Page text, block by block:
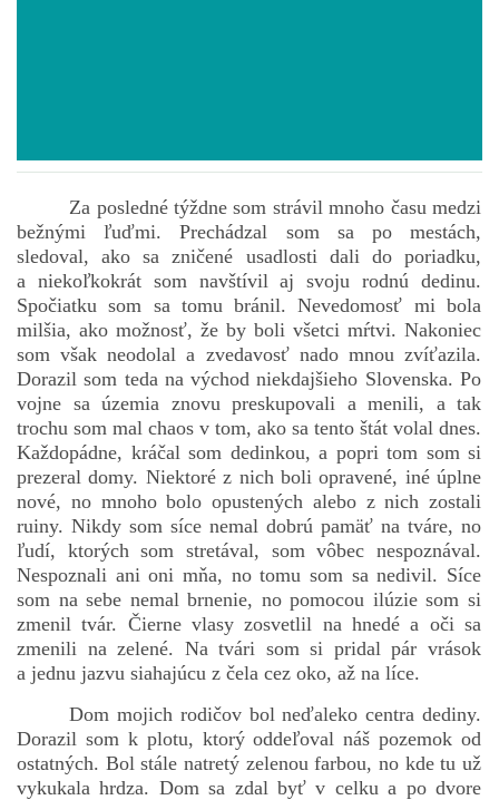
TARA
VÍLA NA BRONZOVEJ ULICI
VLČÍ MOR
bludicka.cirezlo@gmail.com
Príbehy a poviedky na tejto stránke sú duševným
vlastníctvom autorov. Všetky práva vyhradené.
© 2026 eStránky.sk |RSS| WebSlice | Aktualizované 5. 8. 2026|
Hore ↑
Za posledné týždne som strávil mnoho času medzi
bežnými ľuďmi. Prechádzal som sa po mestách,
sledoval, ako sa zničené usadlosti dali do poriadku,
a niekoľkokrát som navštívil aj svoju rodnú dedinu.
Spočiatku som sa tomu bránil. Nevedomosť mi bola
milšia, ako možnosť, že by boli všetci mŕtvi. Nakoniec
som však neodolal a zvedavosť nado mnou zvíťazila.
Dorazil som teda na východ niekdajšieho Slovenska. Po
vojne sa územia znovu preskupovali a menili, a tak
trochu som mal chaos v tom, ako sa tento štát volal dnes.
Každopádne, kráčal som dedinkou, a popri tom som si
prezeral domy. Niektoré z nich boli opravené, iné úplne
nové, no mnoho bolo opustených alebo z nich zostali
ruiny. Nikdy som síce nemal dobrú pamäť na tváre, no
ľudí, ktorých som stretával, som vôbec nespoznával.
Nespoznali ani oni mňa, no tomu som sa nedivil. Síce
som na sebe nemal brnenie, no pomocou ilúzie som si
zmenil tvár. Čierne vlasy zosvetlil na hnedé a oči sa
zmenili na zelené. Na tvári som si pridal pár vrások
a jednu jazvu siahajúcu z čela cez oko, až na líce.
Dom mojich rodičov bol neďaleko centra dediny.
Dorazil som k plotu, ktorý oddeľoval náš pozemok od
ostatných. Bol stále natretý zelenou farbou, no kde tu už
vykukala hrdza. Dom sa zdal byť v celku a po dvore